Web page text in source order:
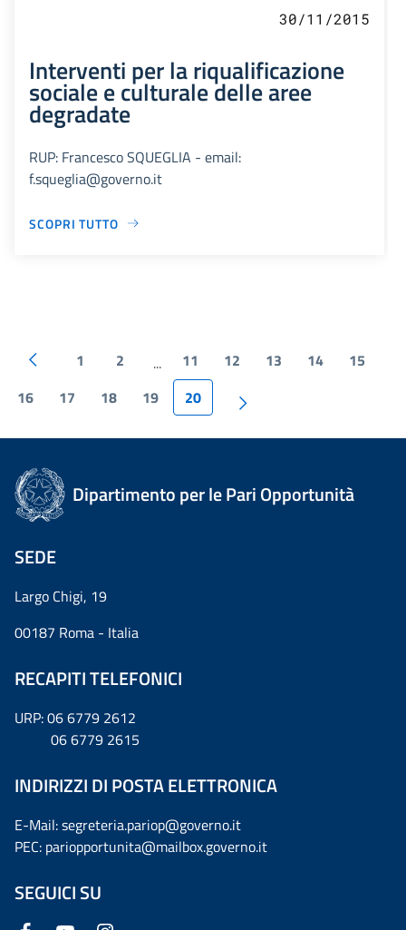
30/11/2015
Interventi per la riqualificazione
sociale e culturale delle aree
degradate
RUP: Francesco SQUEGLIA - email:
f.squeglia@governo.it
SCOPRI TUTTO
1 2 ... 11 12 13 14
15
16
17 18 19 20
Dipartimento per le Pari Opportunità
SEDE
Largo Chigi, 19
00187 Roma - Italia
RECAPITI TELEFONICI
URP: 06 6779 2612
06 6779 2615
INDIRIZZI DI POSTA ELETTRONICA
E-Mail: segreteria.pariop@governo.it
PEC: pariopportunita@mailbox.governo.it
SEGUICI SU